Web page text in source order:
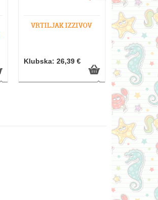
VRTILJAK IZZIVOV
Klubska: 26,39 €
JULIA
Klubska:
Prihranite: